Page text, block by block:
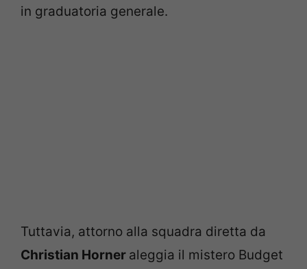
in graduatoria generale.
Tuttavia, attorno alla squadra diretta da
Christian Horner aleggia il mistero Budget